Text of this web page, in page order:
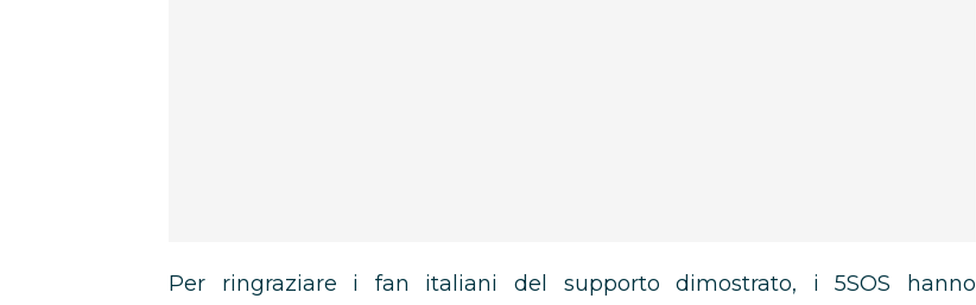
Per ringraziare i fan italiani del supporto dimostrato, i 5SOS hanno